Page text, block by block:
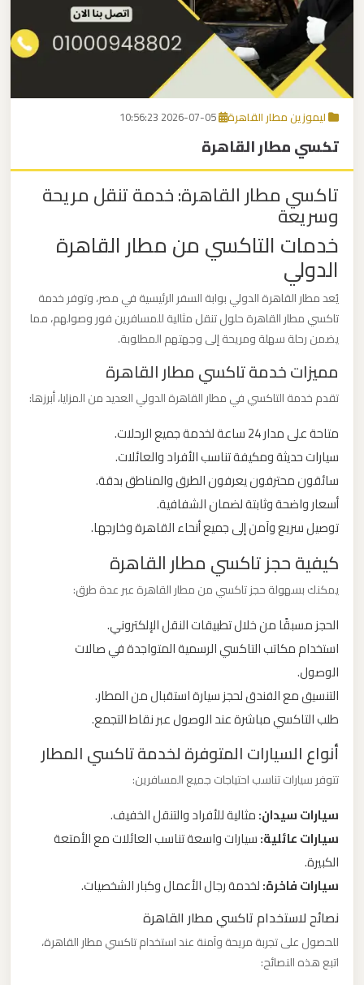
اتصل بنا
EN
ليموزين مطار القاهرة
تكسي مطار القاهرة
تاكسي مطار القاهرة: خدمة تنقل مريحة
وسريعة
خدمات التاكسي من مطار القاهرة
الدولي
يُعد مطار القاهرة الدولي بوابة السفر الرئيسية في مصر، وتوفر خدمة
تاكسي مطار القاهرة حلول تنقل مثالية للمسافرين فور وصولهم، مما
يضمن رحلة سهلة ومريحة إلى وجهتهم المطلوبة.
مميزات خدمة تاكسي مطار القاهرة
تقدم خدمة التاكسي في مطار القاهرة الدولي العديد من المزايا، أبرزها:
متاحة على مدار 24 ساعة لخدمة جميع الرحلات.
سيارات حديثة ومكيفة تناسب الأفراد والعائلات.
سائقون محترفون يعرفون الطرق والمناطق بدقة.
أسعار واضحة وثابتة لضمان الشفافية.
توصيل سريع وآمن إلى جميع أنحاء القاهرة وخارجها.
كيفية حجز تاكسي مطار القاهرة
يمكنك بسهولة حجز تاكسي من مطار القاهرة عبر عدة طرق:
الحجز مسبقًا من خلال تطبيقات النقل الإلكتروني.
استخدام مكاتب التاكسي الرسمية المتواجدة في صالات
الوصول.
التنسيق مع الفندق لحجز سيارة استقبال من المطار.
طلب التاكسي مباشرة عند الوصول عبر نقاط التجمع.
أنواع السيارات المتوفرة لخدمة تاكسي المطار
تتوفر سيارات تناسب احتياجات جميع المسافرين:
سيارات سيدان:مثالية للأفراد والتنقل الخفيف.
سيارات عائلية:سيارات واسعة تناسب العائلات مع الأمتعة
الكبيرة.
سيارات فاخرة:لخدمة رجال الأعمال وكبار الشخصيات.
نصائح لاستخدام تاكسي مطار القاهرة
للحصول على تجربة مريحة وآمنة عند استخدام تاكسي مطار القاهرة،
اتبع هذه النصائح:
برج
العرب
القاهرة
مكاتب
ليموزين
الاسكندرية
القاهرة
ليموزين
ليموزين
نويبع
ليموزين
مطار
العرب
الساحل
الشمالي
ليموزين
مطار
العرب
القاهرة
ليموزين
مطار
العرب
مطار
القاهرة